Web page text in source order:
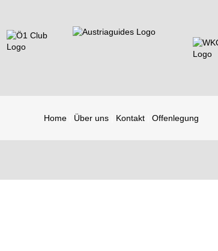
Home Über uns Kontakt Offenlegung